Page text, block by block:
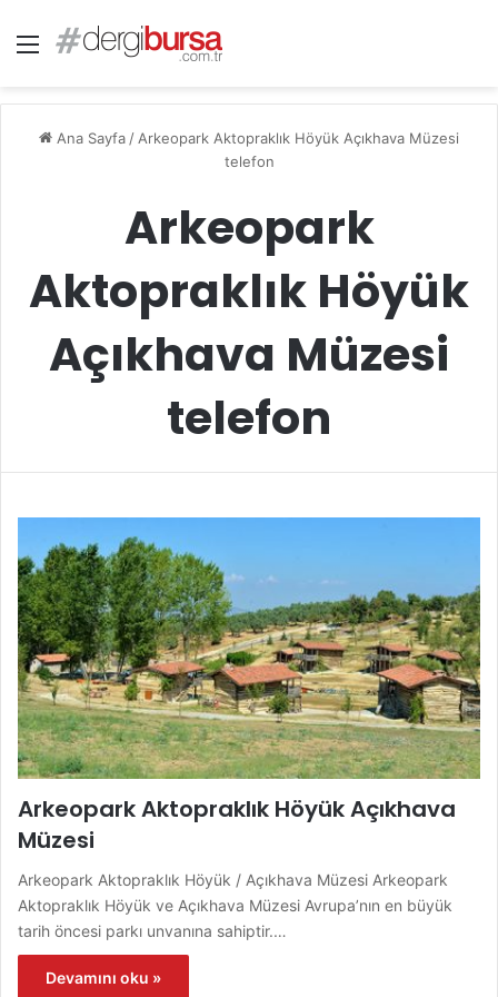
Menü
Ana Sayfa / Arkeopark Aktopraklık Höyük Açıkhava Müzesi
telefon
Arkeopark
Aktopraklık Höyük
Açıkhava Müzesi
telefon
Arkeopark Aktopraklık Höyük Açıkhava
Müzesi
Arkeopark Aktopraklık Höyük / Açıkhava Müzesi Arkeopark
Aktopraklık Höyük ve Açıkhava Müzesi Avrupa’nın en büyük
tarih öncesi parkı unvanına sahiptir.…
Devamını oku »